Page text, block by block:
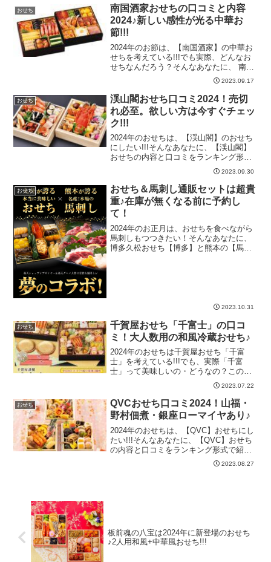
2024!!!銀座 米村 江戸好 お節重詰 和
風 三段...
おせち
南国酒家おせちの口コミと内容
2024♪新しい感性が光る中華お
節!!!
2024年のお節は、【南国酒家】の中華お
せちを考えている!!!でも実際、どんなお
せちなんだろう？そんなあなたに、 南国
酒家のおせちの内容と口コミを紹介しま
す。南国酒家おせちの口コミと内容2024♪
新しい感性が光る中華お節!!!［南国酒
家］中...
2023.09.17
おせち
渓山閣おせち口コミ2024！売切
れ必至。欲しい方は今すぐチェッ
ク!!!
2024年のおせちは、【渓山閣】のおせち
にしたい!!!そんなあなたに、【渓山閣】
おせちの内容と口コミをランキング形式
で紹介します。2024年のおせち選びの参
考に少しでもなれば嬉しいです♪渓山閣お
せち口コミ2024！売切れ必至。欲しい方
は今す...
2023.09.30
おせち
おせち＆馬刺し通販セットは超貴
重♪在庫が無くなる前に予約し
て！
2024年のお正月は、おせちを食べながら
馬刺しもつつきたい！そんなあなたに、
博多久松おせち【博多】と熊本の【馬刺
2023.10.31
おせち
千賀屋おせち「千富士」の口コ
ミ！大人数用の和風冷蔵おせち♪
2024年のおせちは千賀屋おせち「千富
士」を考えている!!!でも、実際「千富
士」って美味しいの・どうなの？このペ
ージでは、千賀屋おせち「千富士」の内
容、及び口コミを紹介しています。千賀
屋おせち「千富士」の口コミ！大人数用
の和風冷蔵おせち♪2...
2023.07.22
おせち
QVCおせち口コミ2024！山福・
野村佃煮・銀座ローマイヤあり♪
2024年のおせちは、【QVC】おせちにし
たい!!!そんなあなたに、【QVC】おせち
の内容と口コミをランキング形式で紹介
します。2024年のおせち選びの参考に少
しでもなれば嬉しいです♪QVCおせち特集
2023.08.27
板前魂の八宝は2024年に新登場のおせち
♪2人用和風+中華風おせち!!!